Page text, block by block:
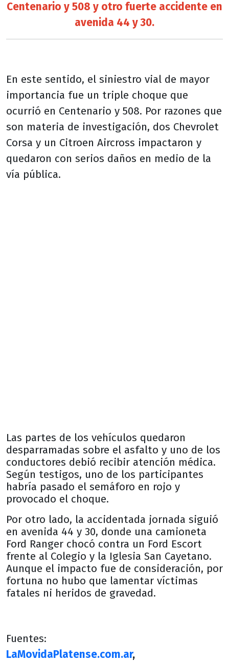
Centenario y 508 y otro fuerte accidente en
avenida 44 y 30.
En este sentido, el siniestro vial de mayor
importancia fue un triple choque que
ocurrió en Centenario y 508. Por razones que
son materia de investigación, dos Chevrolet
Corsa y un Citroen Aircross impactaron y
quedaron con serios daños en medio de la
vía pública.
Las partes de los vehículos quedaron
desparramadas sobre el asfalto y uno de los
conductores debió recibir atención médica.
Según testigos, uno de los participantes
habría pasado el semáforo en rojo y
provocado el choque.
Por otro lado, la accidentada jornada siguió
en avenida 44 y 30, donde una camioneta
Ford Ranger chocó contra un Ford Escort
frente al Colegio y la Iglesia San Cayetano.
Aunque el impacto fue de consideración, por
fortuna no hubo que lamentar víctimas
fatales ni heridos de gravedad.
Fuentes:
LaMovidaPlatense.com.ar,